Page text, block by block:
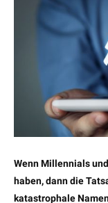
Wenn Millennials
haben, dann die
katastrophale